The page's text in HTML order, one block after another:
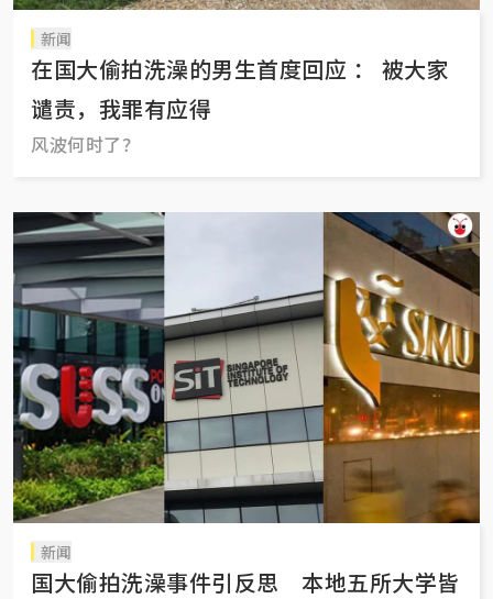
新闻
在国大偷拍洗澡的男生首度回应 ： 被大家
谴责，我罪有应得
风波何时了？
新闻
国大偷拍洗澡事件引反思 本地五所大学皆